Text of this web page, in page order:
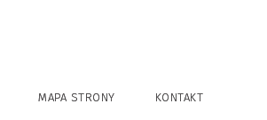
MAPA STRONY KONTAKT